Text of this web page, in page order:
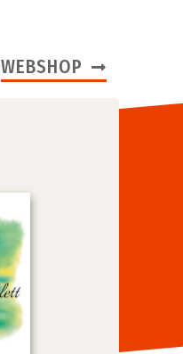
WEBSHOP